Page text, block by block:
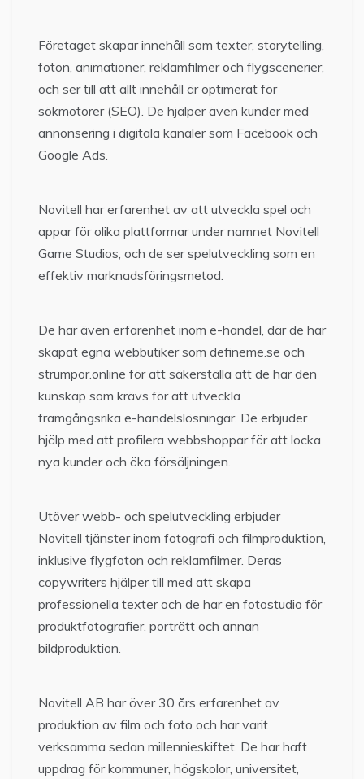
Företaget skapar innehåll som texter, storytelling,
foton, animationer, reklamfilmer och flygscenerier,
och ser till att allt innehåll är optimerat för
sökmotorer (SEO). De hjälper även kunder med
annonsering i digitala kanaler som Facebook och
Google Ads.
Novitell har erfarenhet av att utveckla spel och
appar för olika plattformar under namnet Novitell
Game Studios, och de ser spelutveckling som en
effektiv marknadsföringsmetod.
De har även erfarenhet inom e-handel, där de har
skapat egna webbutiker som defineme.se och
strumpor.online för att säkerställa att de har den
kunskap som krävs för att utveckla
framgångsrika e-handelslösningar. De erbjuder
hjälp med att profilera webbshoppar för att locka
nya kunder och öka försäljningen.
Utöver webb- och spelutveckling erbjuder
Novitell tjänster inom fotografi och filmproduktion,
inklusive flygfoton och reklamfilmer. Deras
copywriters hjälper till med att skapa
professionella texter och de har en fotostudio för
produktfotografier, porträtt och annan
bildproduktion.
Novitell AB har över 30 års erfarenhet av
produktion av film och foto och har varit
verksamma sedan millennieskiftet. De har haft
uppdrag för kommuner, högskolor, universitet,